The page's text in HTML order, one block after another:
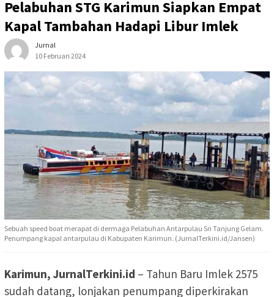
Pelabuhan STG Karimun Siapkan Empat
Kapal Tambahan Hadapi Libur Imlek
Jurnal
10 Februari 2024
Sebuah speed boat merapat di dermaga Pelabuhan Antarpulau Sri Tanjung Gelam.
Penumpang kapal antarpulau di Kabupaten Karimun. (JurnalTerkini.id/Jansen)
Karimun, JurnalTerkini.id – Tahun Baru Imlek 2575
sudah datang, lonjakan penumpang diperkirakan